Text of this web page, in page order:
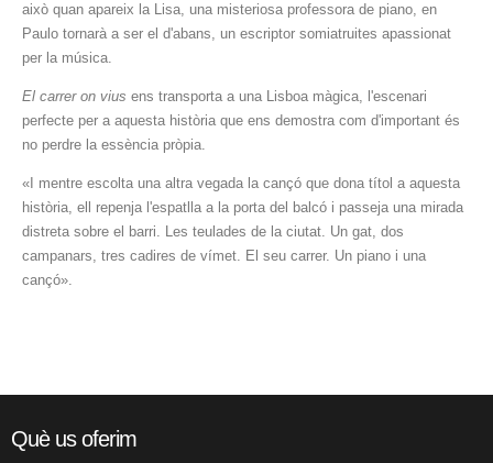
això quan apareix la Lisa, una misteriosa professora de piano, en
Paulo tornarà a ser el d'abans, un escriptor somiatruites apassionat
per la música.
El carrer on vius ens transporta a una Lisboa màgica, l'escenari
perfecte per a aquesta història que ens demostra com d'important és
no perdre la essència pròpia.
«I mentre escolta una altra vegada la cançó que dona títol a aquesta
història, ell repenja l'espatlla a la porta del balcó i passeja una mirada
distreta sobre el barri. Les teulades de la ciutat. Un gat, dos
campanars, tres cadires de vímet. El seu carrer. Un piano i una
cançó».
Què us oferim